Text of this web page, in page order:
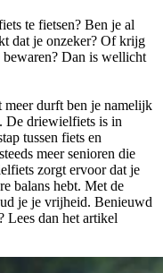
te fietsen? Ben je al
dat je onzeker? Of krijg
bewaren? Dan is wellicht
meer durft ben je namelijk
De driewielfiets is in
tussen fiets en
meer senioren die
zorgt ervoor dat je
balans hebt. Met de
je je vrijheid. Benieuwd
Lees dan het artikel